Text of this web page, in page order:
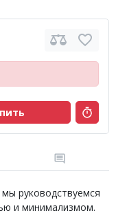
руководствуемся
и минимализмом.